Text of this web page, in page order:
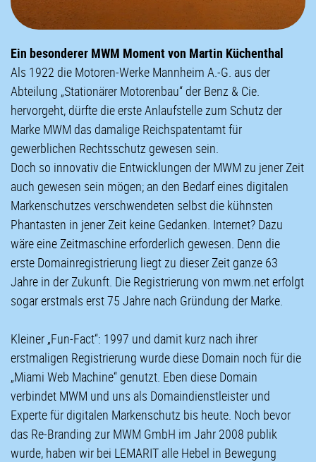
Ein besonderer MWM Moment von Martin Küchenthal
Als 1922 die Motoren-Werke Mannheim A.-G. aus der
Abteilung „Stationärer Motorenbau“ der Benz & Cie.
hervorgeht, dürfte die erste Anlaufstelle zum Schutz der
Marke MWM das damalige Reichspatentamt für
gewerblichen Rechtsschutz gewesen sein.
Doch so innovativ die Entwicklungen der MWM zu jener Zeit
auch gewesen sein mögen; an den Bedarf eines digitalen
Markenschutzes verschwendeten selbst die kühnsten
Phantasten in jener Zeit keine Gedanken. Internet? Dazu
wäre eine Zeitmaschine erforderlich gewesen. Denn die
erste Domainregistrierung liegt zu dieser Zeit ganze 63
Jahre in der Zukunft. Die Registrierung von mwm.net erfolgt
sogar erstmals erst 75 Jahre nach Gründung der Marke.
Kleiner „Fun-Fact“: 1997 und damit kurz nach ihrer
erstmaligen Registrierung wurde diese Domain noch für die
„Miami Web Machine“ genutzt. Eben diese Domain
verbindet MWM und uns als Domaindienstleister und
Experte für digitalen Markenschutz bis heute. Noch bevor
das Re-Branding zur MWM GmbH im Jahr 2008 publik
wurde, haben wir bei LEMARIT alle Hebel in Bewegung